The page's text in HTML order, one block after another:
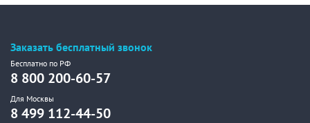
Заказать бесплатный звонок
Бесплатно по РФ
8 800 200-60-57
Для Москвы
8 499 112-44-50